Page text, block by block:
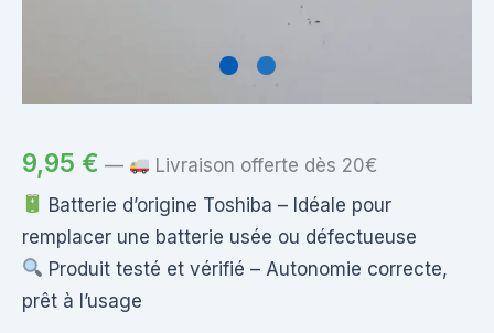
9,95 € —
Livraison offerte dès 20€
Batterie d’origine Toshiba – Idéale pour
remplacer une batterie usée ou défectueuse
Produit testé et vérifié – Autonomie correcte,
prêt à l’usage